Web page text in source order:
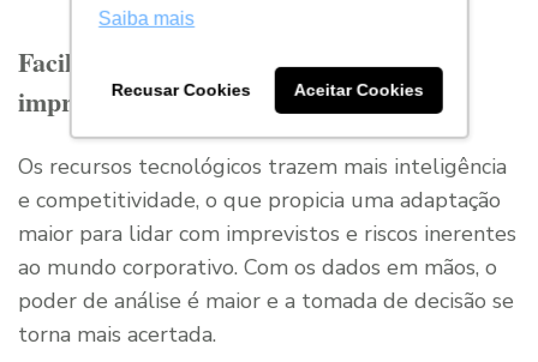
Saiba mais
Recusar Cookies Aceitar Cookies
Facilidade para adaptar o negócio a
imprevistos
Os recursos tecnológicos trazem mais inteligência
e competitividade, o que propicia uma adaptação
maior para lidar com imprevistos e riscos inerentes
ao mundo corporativo. Com os dados em mãos, o
poder de análise é maior e a tomada de decisão se
torna mais acertada.